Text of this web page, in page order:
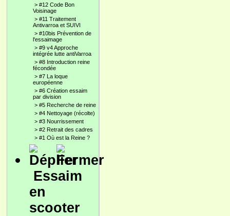
> #12 Code Bon
Voisinage
> #11 Traitement
Antivarroa et SUIVI
> #10bis Prévention de
l'essaimage
> #9 v4 Approche
intégrée lutte antiVarroa
> #8 Introduction reine
fécondée
> #7 La loque
européenne
> #6 Création essaim
par division
> #5 Recherche de reine
> #4 Nettoyage (récolte)
> #3 Nourrissement
> #2 Retrait des cadres
> #1 Où est la Reine ?
Essaim
en
scooter